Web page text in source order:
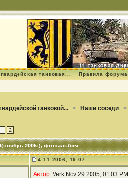
танковая... Правила форума
танковой... > Наши соседи >
2
2005г), фотоальбом
4.11.2006, 19:07
Автор:Verk Nov 29 2005, 01:03 PM